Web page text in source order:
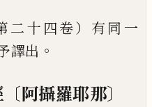
二十四卷）有同一
譯出 。
〔阿攝羅耶那〕